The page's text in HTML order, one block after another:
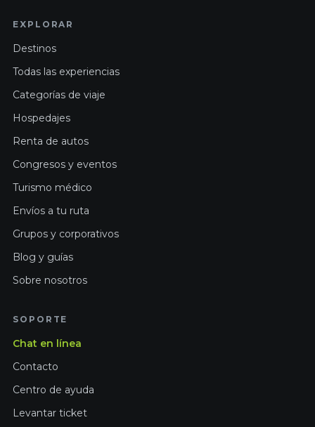
EXPLORAR
Destinos
Todas las experiencias
Categorías de viaje
Hospedajes
Renta de autos
Congresos y eventos
Turismo médico
Envíos a tu ruta
Grupos y corporativos
Blog y guías
Sobre nosotros
SOPORTE
Chat en línea
Contacto
Centro de ayuda
Levantar ticket